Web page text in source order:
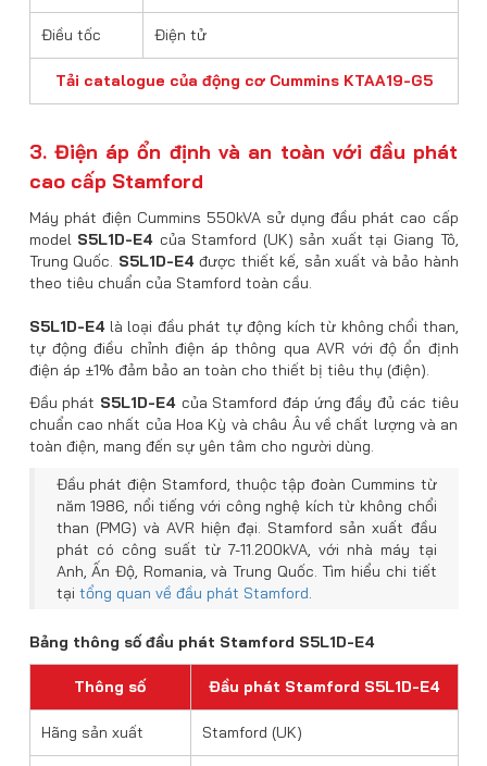
Điều tốc Điện tử
Tải catalogue của động cơ Cummins KTAA19-G5
3. Điện áp ổn định và an toàn với đầu phát
cao cấp Stamford
Máy phát điện Cummins 550kVA sử dụng đầu phát cao cấp
model S5L1D-E4 của Stamford (UK) sản xuất tại Giang Tô,
Trung Quốc. S5L1D-E4được thiết kế, sản xuất và bảo hành
theo tiêu chuẩn của Stamford toàn cầu.
S5L1D-E4là loại đầu phát tự động kích từ không chổi than,
tự động điều chỉnh điện áp thông qua AVR với độ ổn định
điện áp ±1% đảm bảo an toàn cho thiết bị tiêu thụ (điện).
Đầu phát S5L1D-E4của Stamford đáp ứng đầy đủ các tiêu
chuẩn cao nhất của Hoa Kỳ và châu Âu về chất lượng và an
toàn điện, mang đến sự yên tâm cho người dùng.
Đầu phát điện Stamford, thuộc tập đoàn Cummins từ
năm 1986, nổi tiếng với công nghệ kích từ không chổi
than (PMG) và AVR hiện đại. Stamford sản xuất đầu
phát có công suất từ 7-11.200kVA, với nhà máy tại
Anh, Ấn Độ, Romania, và Trung Quốc. Tìm hiểu chi tiết
tại tổng quan về đầu phát Stamford.
Bảng thông số đầu phát Stamford S5L1D-E4
Thông số Đầu phát Stamford S5L1D-E4
Hãng sản xuất Stamford (UK)